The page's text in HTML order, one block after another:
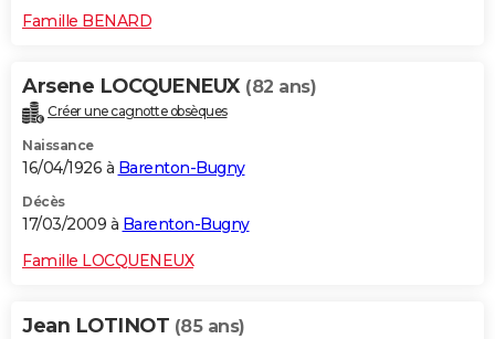
Famille BENARD
Arsene LOCQUENEUX (82 ans)
Créer une cagnotte obsèques
Naissance
16/04/1926 à Barenton-Bugny
Décès
17/03/2009 à Barenton-Bugny
Famille LOCQUENEUX
Jean LOTINOT (85 ans)